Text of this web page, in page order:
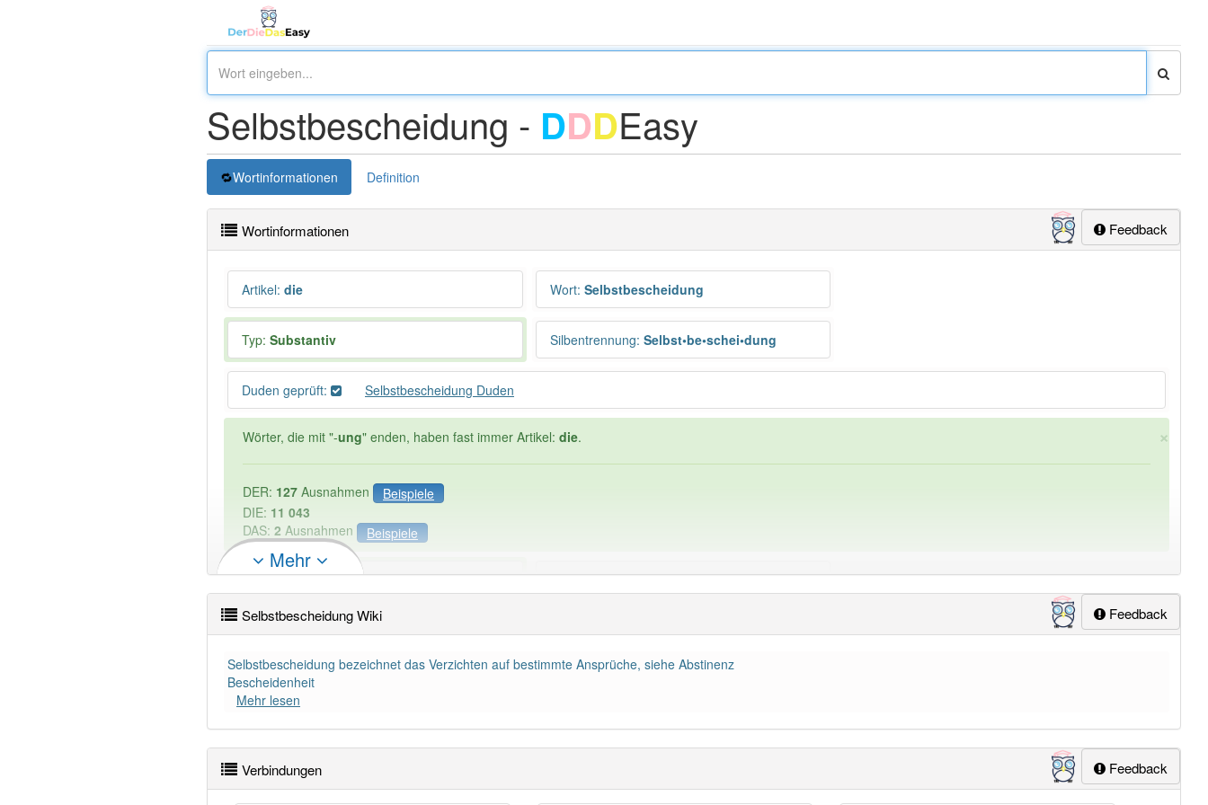
Selbstbescheidung - DDDEasy
Wortinformationen Definition
Feedback
Wortinformationen
Artikel: die Wort: Selbstbescheidung
Typ: Substantiv Silbentrennung: Selbst•be•schei•dung
Duden geprüft: Selbstbescheidung Duden
×
Wörter, die mit "-ung" enden, haben fast immer Artikel: die.
DER: 127 Ausnahmen
Beispiele
DIE: 11 043
DAS: 2 Ausnahmen Beispiele
PowerIndex:5 Häufigkeit: 4 von 10
Wörter mit Endung
aber mit einem anderen Artikel
Das Wort wird häufig verwendet im Bereich
Mehr
Feedback
Selbstbescheidung Wiki
Selbstbescheidung bezeichnet das Verzichten auf bestimmte Ansprüche, siehe Abstinenz
Bescheidenheit
Mehr lesen
Feedback
Verbindungen